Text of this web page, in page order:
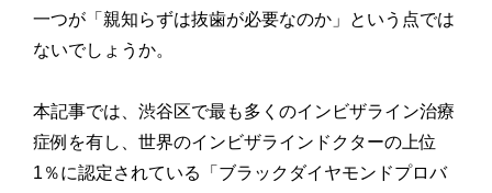
一つが「親知らずは抜歯が必要なのか」という点では
ないでしょうか。
本記事では、渋谷区で最も多くのインビザライン治療
症例を有し、世界のインビザラインドクターの上位
1％に認定されている「ブラックダイヤモンドプロバ